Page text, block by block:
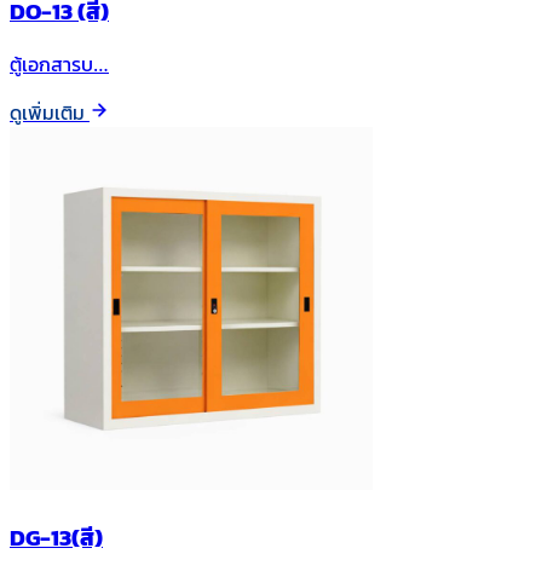
DO-13 (สี)
ตู้เอกสารบ…
ดูเพิ่มเติม
DG-13(สี)